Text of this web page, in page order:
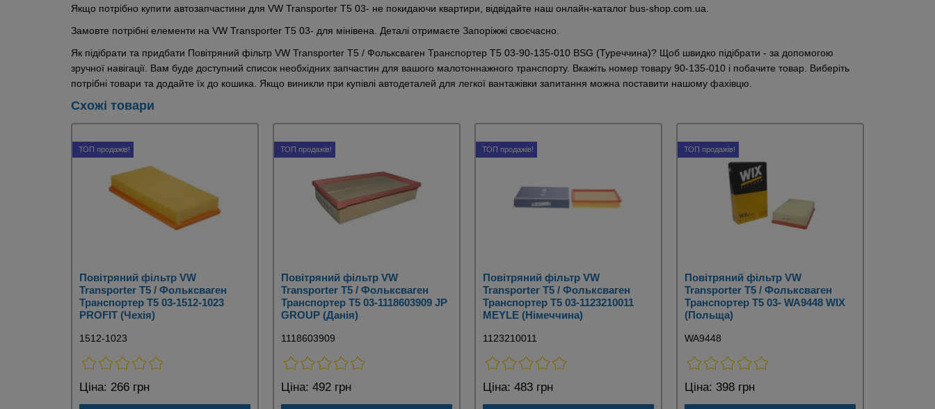
Якщо потрібно купити автозапчастини для VW Transporter T5 03- не покидаючи квартири, відвідайте наш онлайн-каталог bus-shop.com.ua.
Замовте потрібні елементи на VW Transporter T5 03- для мінівена. Деталі отримаєте Запоріжжі своєчасно.
Як підібрати та придбати Повітряний фільтр VW Transporter T5 / Фольксваген Транспортер Т5 03-90-135-010 BSG (Туреччина)? Щоб швидко підібрати - за допомогою
зручної навігації. Вам буде доступний список необхідних запчастин для вашого малотоннажного транспорту. Вкажіть номер товару 90-135-010 і побачите товар. Виберіть
потрібні товари та додайте їх до кошика. Якщо виникли при купівлі автодеталей для легкої вантажівки запитання можна поставити нашому фахівцю.
Схожі товари
ТОП продажів!
Повітряний фільтр VW
Transporter T5 / Фольксваген
Транспортер Т5 03-1512-1023
PROFIT (Чехія)
1512-1023
Ціна: 266 грн
ТОП продажів!
Повітряний фільтр VW
Transporter T5 / Фольксваген
Транспортер Т5 03-1118603909 JP
GROUP (Данія)
1118603909
Ціна: 492 грн
ТОП продажів!
Повітряний фільтр VW
Transporter T5 / Фольксваген
Транспортер Т5 03-1123210011
MEYLE (Німеччина)
1123210011
Ціна: 483 грн
ТОП продажів!
Повітряний фільтр VW
Transporter T5 / Фольксваген
Транспортер Т5 03- WA9448 WIX
(Польща)
WA9448
Ціна: 398 грн